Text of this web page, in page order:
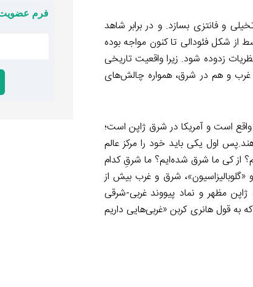
و فانتزی بسازد. و در برابر شاهد
شکل فئودالی تا کنون مواجه بوده
زدوده شود. زیرا واقعیت تاریخی
و هم در شرق، همواره چالش‌های
است و آمریکا در شرق ژاپن است؛
اول یکی باید خود را مرکز عالم
از کی ما شرق شده‌ایم؟ ما شرقِ کدام
شرق و غرب بیش از
مظهر و نماد پیووند غربی-شرقی
قول هانری کربن «غربی‌هایی داریم
فرم عضویت